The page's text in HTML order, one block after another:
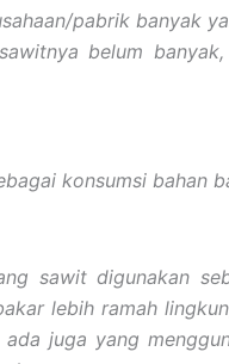
pabrik banyak
belum
konsumsi bahan
sawit digunakan
lebih ramah
juga yang